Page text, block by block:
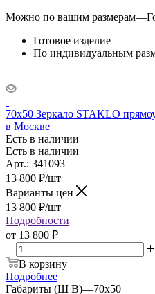
Можно по вашим размерам—
Готовое изделие
По индивидуальным
70x50 Зеркало STAKLO
в Москве
Есть в наличии
Есть в наличии
Арт.: 341093
13 800 ₽/шт
Варианты цен
13 800 ₽/шт
Подробности
от 13 800 ₽
В корзину
Подробнее
Габариты (Ш В)—70x50